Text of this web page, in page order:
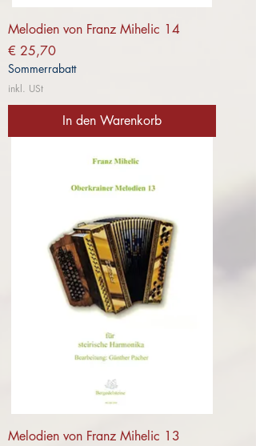
Melodien von Franz Mihelic 14
Preis
€ 25,70
Sommerrabatt
inkl. USt
In den Warenkorb
Melodien von Franz Mihelic 13